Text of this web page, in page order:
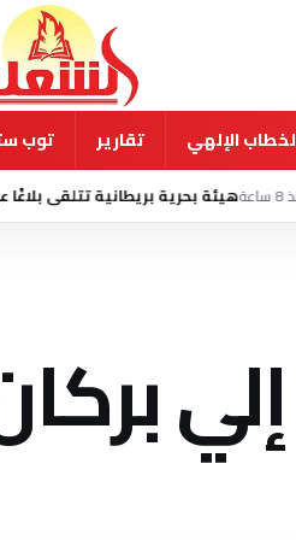
الإلهي تقارير توب
بريطانية تتلقى بلاغًا عن حادث
بركان